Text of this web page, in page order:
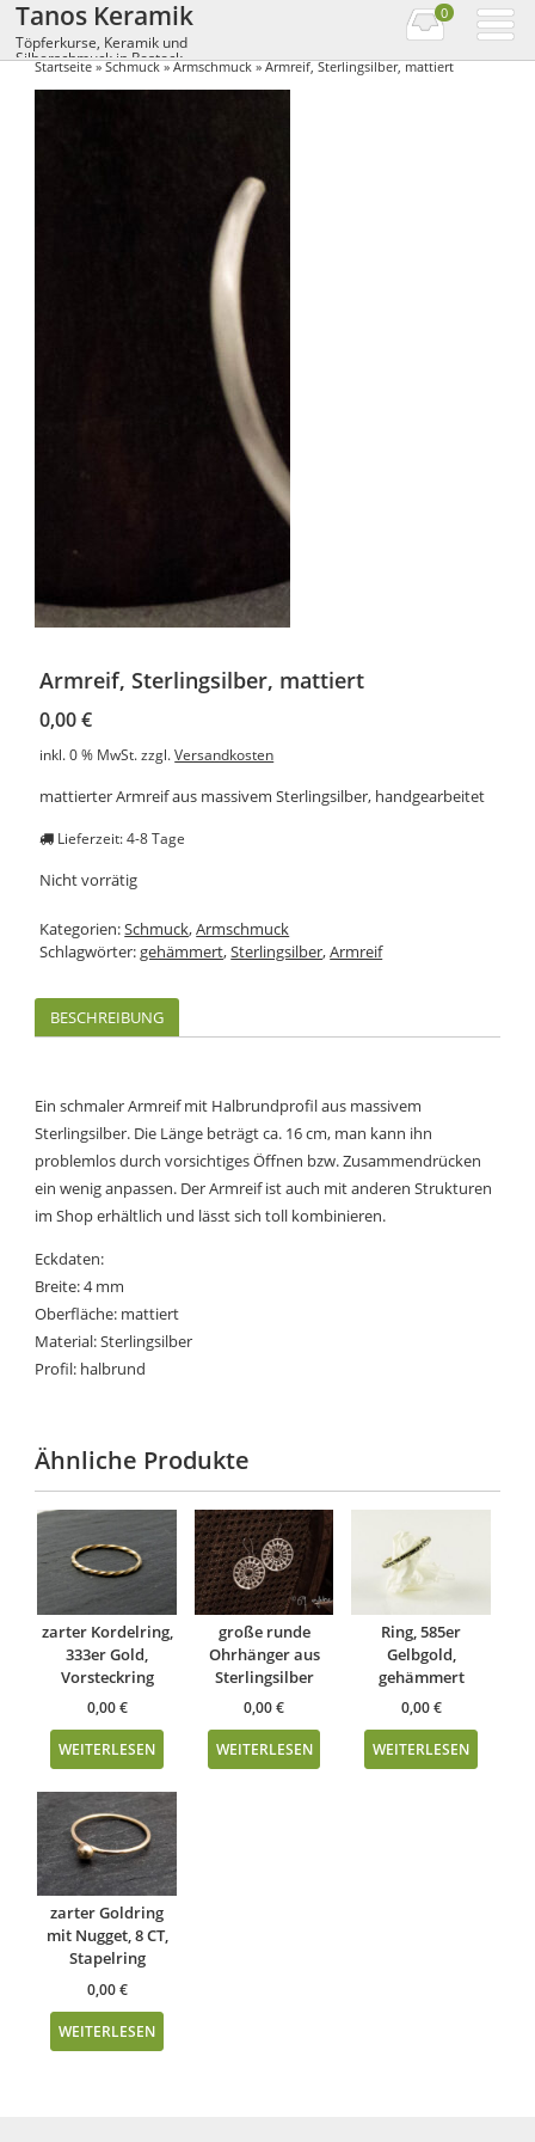
Tanos Keramik
Töpferkurse, Keramik und
Silberschmuck in Rostock
0
Startseite»Schmuck»Armschmuck» Armreif, Sterlingsilber, mattiert
Armreif, Sterlingsilber, mattiert
0,00€
inkl. 0 % MwSt. zzgl.Versandkosten
mattierter Armreif aus massivem Sterlingsilber, handgearbeitet
Lieferzeit: 4-8 Tage
Nicht vorrätig
Kategorien:Schmuck,Armschmuck
Schlagwörter:gehämmert,Sterlingsilber,Armreif
BESCHREIBUNG
Ein schmaler Armreif mit Halbrundprofil aus massivem
Sterlingsilber. Die Länge beträgt ca. 16 cm, man kann ihn
problemlos durch vorsichtiges Öffnen bzw. Zusammendrücken
ein wenig anpassen. Der Armreif ist auch mit anderen Strukturen
im Shop erhältlich und lässt sich toll kombinieren.
Eckdaten:
Breite: 4 mm
Oberfläche: mattiert
Material: Sterlingsilber
Profil: halbrund
Ähnliche Produkte
zarter Kordelring,
333er Gold,
Vorsteckring
0,00€
WEITERLESEN
große runde
Ohrhänger aus
Sterlingsilber
0,00€
WEITERLESEN
Ring, 585er
Gelbgold,
gehämmert
0,00€
WEITERLESEN
zarter Goldring
mit Nugget, 8 CT,
Stapelring
0,00€
WEITERLESEN